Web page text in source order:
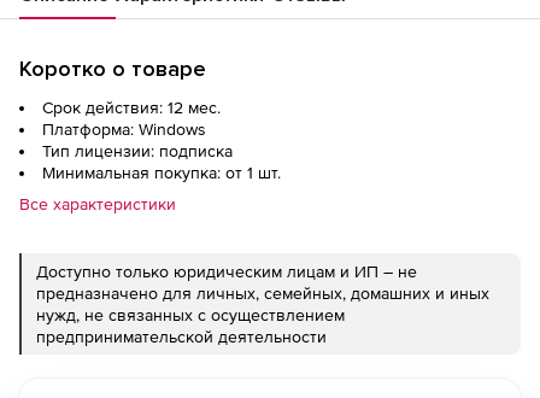
Коротко о товаре
Срок действия: 12 мес.
Платформа: Windows
Тип лицензии: подписка
Минимальная покупка: от 1 шт.
Все характеристики
Доступно только юридическим лицам и ИП – не
предназначено для личных, семейных, домашних и иных
нужд, не связанных с осуществлением
предпринимательской деятельности